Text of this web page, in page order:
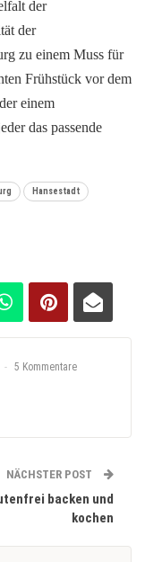
der
der
zu einem Muss für
Frühstück vor dem
einem
das passende
Hansestadt
5 Kommentare
NÄCHSTER POST
backen und
kochen